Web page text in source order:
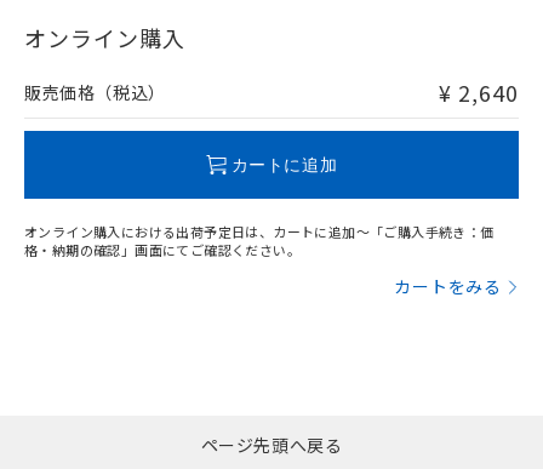
在庫等で未対応品が混在する可能性があります。
問い合わせください。
オンライン購入
販売価格（税込） ¥ 2,640
カートに追加
オンライン購入における出荷予定日は、カートに追加～「ご購入手続き：価
格・納期の確認」画面にてご確認ください。
カートをみる
ページ先頭へ戻る